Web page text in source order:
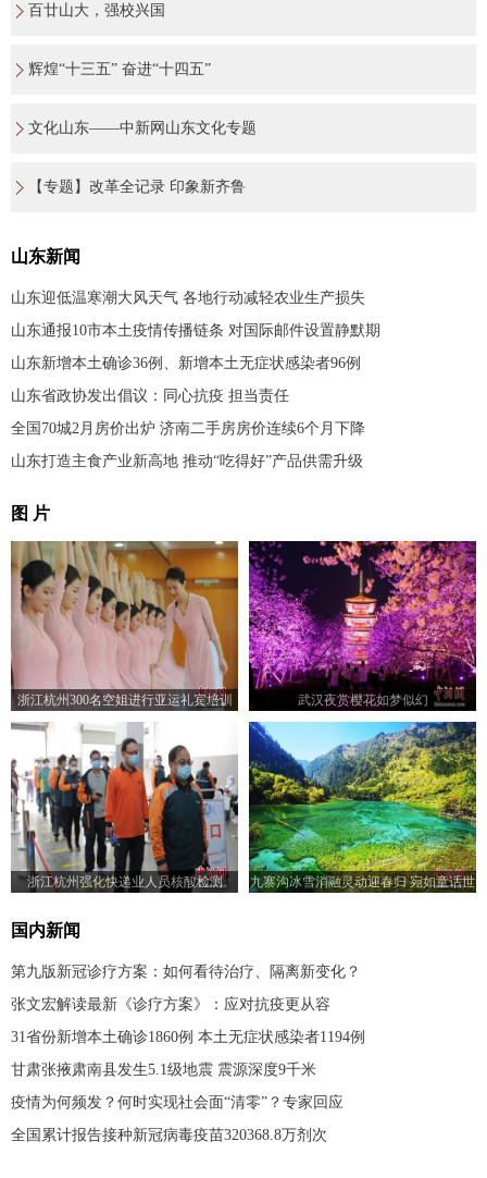
百廿山大，强校兴国
辉煌“十三五” 奋进“十四五”
文化山东——中新网山东文化专题
【专题】改革全记录 印象新齐鲁
山东新闻
山东迎低温寒潮大风天气 各地行动减轻农业生产损失
山东通报10市本土疫情传播链条 对国际邮件设置静默期
山东新增本土确诊36例、新增本土无症状感染者96例
山东省政协发出倡议：同心抗疫 担当责任
全国70城2月房价出炉 济南二手房房价连续6个月下降
山东打造主食产业新高地 推动“吃得好”产品供需升级
图 片
浙江杭州300名空姐进行亚运礼宾培训 武汉夜赏樱花如梦似幻
浙江杭州强化快递业人员核酸检测
九寨沟冰雪消融灵动迎春归 宛如童话世
国内新闻
第九版新冠诊疗方案：如何看待治疗、隔离新变化？
张文宏解读最新《诊疗方案》：应对抗疫更从容
31省份新增本土确诊1860例 本土无症状感染者1194例
甘肃张掖肃南县发生5.1级地震 震源深度9千米
疫情为何频发？何时实现社会面“清零”？专家回应
全国累计报告接种新冠病毒疫苗320368.8万剂次